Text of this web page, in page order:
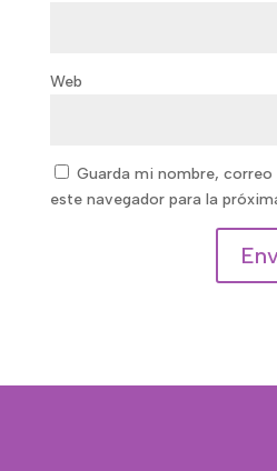
Web
Guarda mi nombre,
este navegador para la